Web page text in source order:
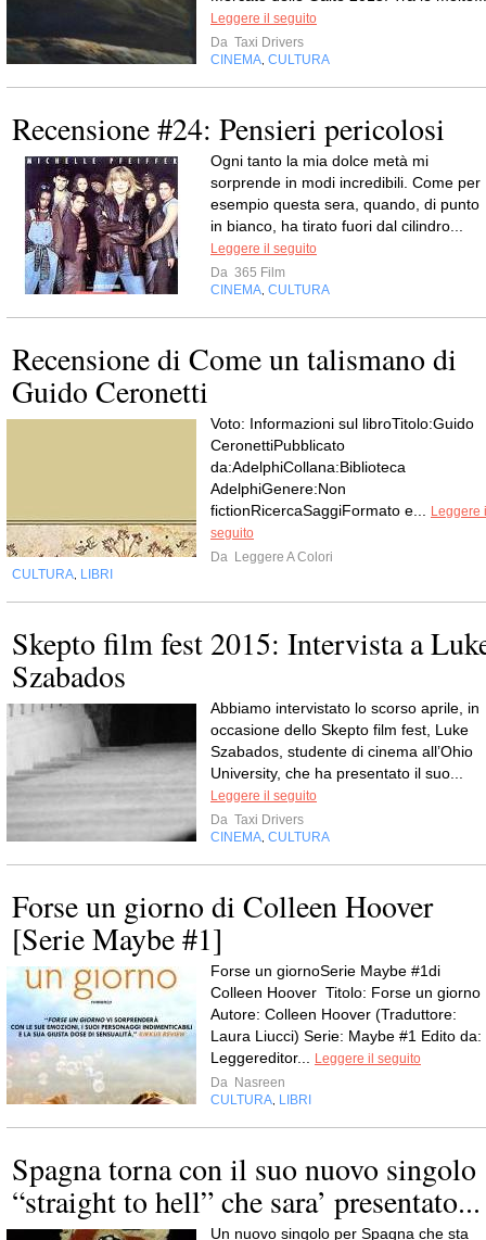
Leggere il seguito
Da Taxi Drivers
CINEMA, CULTURA
Recensione #24: Pensieri pericolosi
Ogni tanto la mia dolce metà mi
sorprende in modi incredibili. Come per
esempio questa sera, quando, di punto
in bianco, ha tirato fuori dal cilindro...
Leggere il seguito
Da 365 Film
CINEMA, CULTURA
Recensione di Come un talismano di
Guido Ceronetti
Voto: Informazioni sul libroTitolo:Guido
CeronettiPubblicato
da:AdelphiCollana:Biblioteca
AdelphiGenere:Non
fictionRicercaSaggiFormato e... Leggere
seguito
Da Leggere A Colori
CULTURA, LIBRI
Skepto film fest 2015: Intervista a
Szabados
Abbiamo intervistato lo scorso aprile, in
occasione dello Skepto film fest, Luke
Szabados, studente di cinema all’Ohio
University, che ha presentato il suo...
Leggere il seguito
Da Taxi Drivers
CINEMA, CULTURA
Forse un giorno di Colleen Hoover
[Serie Maybe #1]
Forse un giornoSerie Maybe #1di
Colleen Hoover Titolo: Forse un giorno
Autore: Colleen Hoover (Traduttore:
Laura Liucci) Serie: Maybe #1 Edito da:
Leggereditor... Leggere il seguito
Da Nasreen
CULTURA, LIBRI
Spagna torna con il suo nuovo singolo
“straight to hell” che sara’ presentato...
Un nuovo singolo per Spagna che sta